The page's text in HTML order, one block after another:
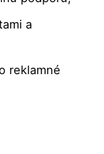
a
reklamné